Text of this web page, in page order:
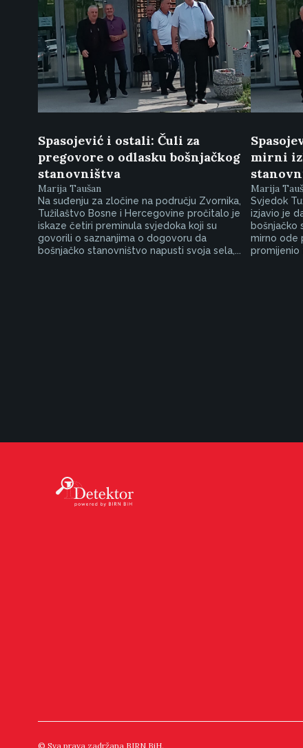
Spasojević i ostali: Čuli za
pregovore o odlasku bošnjačkog
stanovništva
Marija Taušan
Na suđenju za zločine na području Zvornika,
Tužilaštvo Bosne i Hercegovine pročitalo je
iskaze četiri preminula svjedoka koji su
govorili o saznanjima o dogovoru da
bošnjačko stanovništvo napusti svoja sela,...
mirni
Marija
Svjedok
izjavio je
bošnjačko
mirno ode
promijenio
© Sva prava zadržana BIRN BiH.